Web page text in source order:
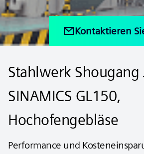
Kontaktieren
Stahlwerk Shougang
SINAMICS GL150,
Hochofengebläse
Performance und